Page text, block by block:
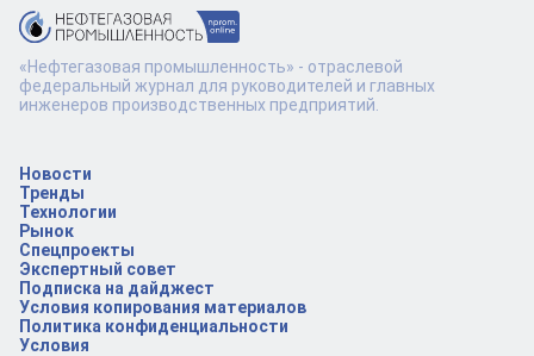
Новости
Тренды
Технологии
Рынок
Спецпроекты
Экспертный совет
Подписка на дайджест
Условия копирования материалов
Политика конфиденциальности
Условия
«Нефтегазовая промышленность» - отраслевой
федеральный журнал для руководителей и главных
инженеров производственных предприятий.